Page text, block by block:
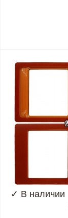
✓ В наличии